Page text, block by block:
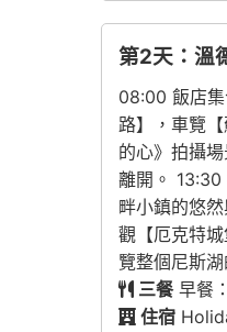
第2天：溫
08:00 飯店
路】，車覽
的心》拍攝
離開。 13:30
畔小鎮的悠
觀【厄克特
覽整個尼斯
三餐早餐
住宿